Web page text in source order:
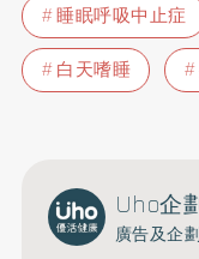
睡眠呼吸中止症
白天嗜睡
Uho企
廣告及企